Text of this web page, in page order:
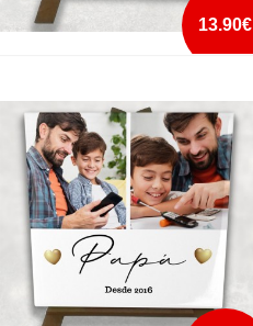
13.90€
SEMPRE NOMES COM CAVALETE
mais info
add à lista